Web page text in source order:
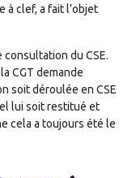
à clef, a fait l’objet
consultation du CSE.
CGT demande
soit déroulée en CSE
lui soit restitué et
cela a toujours été le